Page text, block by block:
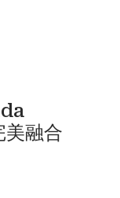
融合